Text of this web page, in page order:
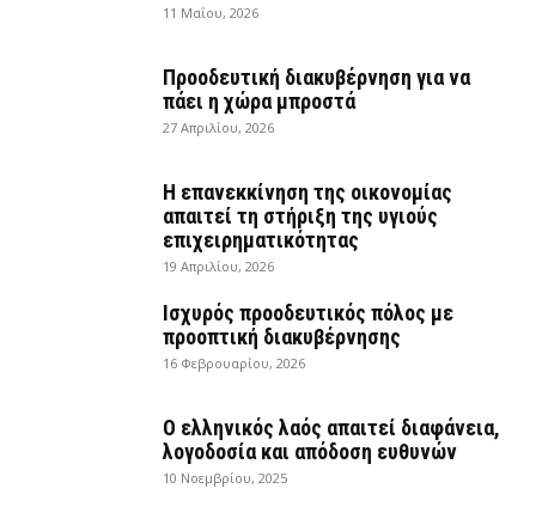
11 Μαΐου, 2026
Προοδευτική διακυβέρνηση για να
πάει η χώρα μπροστά
27 Απριλίου, 2026
Η επανεκκίνηση της οικονομίας
απαιτεί τη στήριξη της υγιούς
επιχειρηματικότητας
19 Απριλίου, 2026
Ισχυρός προοδευτικός πόλος με
προοπτική διακυβέρνησης
16 Φεβρουαρίου, 2026
Ο ελληνικός λαός απαιτεί διαφάνεια,
λογοδοσία και απόδοση ευθυνών
10 Νοεμβρίου, 2025